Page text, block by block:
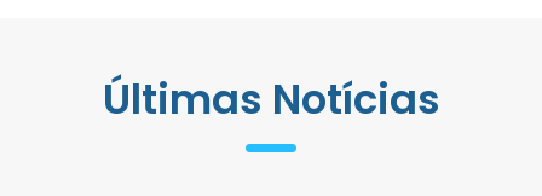
Últimas Notícias